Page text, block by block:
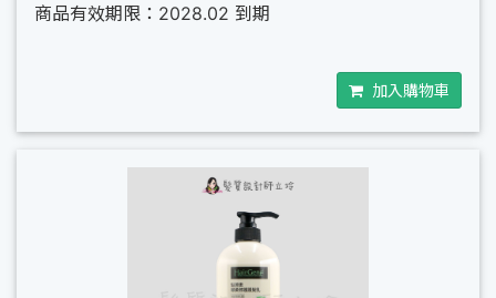
商品有效期限：2028.02 到期
加入購物車